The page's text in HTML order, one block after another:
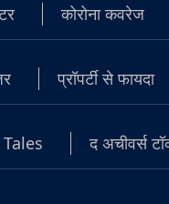
कोरोना कवरेज
प्रॉपर्टी से फायदा
Tales द अचीवर्स